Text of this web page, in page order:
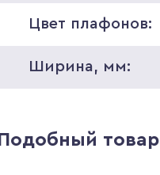
Цвет плафонов:
Ширина, мм:
Подобный товар